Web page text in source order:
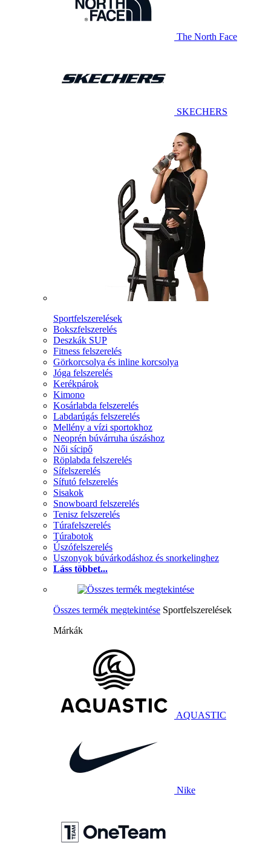
The North Face
SKECHERS
Sportfelszerelések
Bokszfelszerelés
Deszkák SUP
Fitness felszerelés
Görkorcsolya és inline korcsolya
Jóga felszerelés
Kerékpárok
Kimono
Kosárlabda felszerelés
Labdarúgás felszerelés
Mellény a vízi sportokhoz
Neoprén búvárruha úszáshoz
Női sícipő
Röplabda felszerelés
Sífelszerelés
Sífutó felszerelés
Sisakok
Snowboard felszerelés
Tenisz felszerelés
Túrafelszerelés
Túrabotok
Úszófelszerelés
Uszonyok búvárkodáshoz és snorkelinghez
Láss többet...
Összes termék megtekintése Sportfelszerelések
Márkák
AQUASTIC
Nike